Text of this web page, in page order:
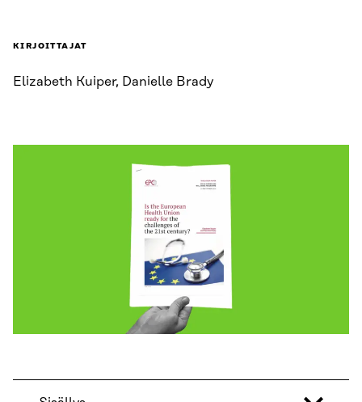
KIRJOITTAJAT
Elizabeth Kuiper, Danielle Brady